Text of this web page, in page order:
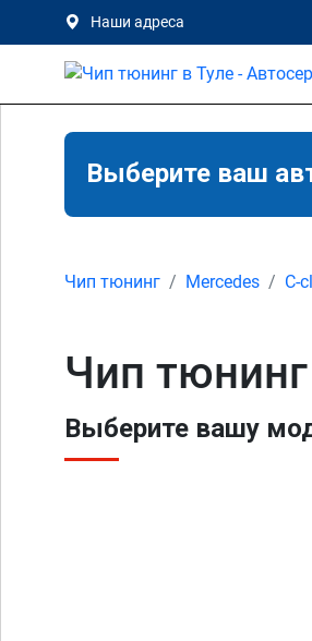
Наши адреса
Выберите ваш
Чип тюнинг Mercedes C-
Чип тюнинг
Выберите вашу